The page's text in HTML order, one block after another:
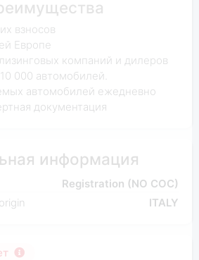
взносов
Европе
компаний и дилеров
000 автомобилей.
автомобилей ежедневно
документация
информация
Registration (NO COC)
ITALY